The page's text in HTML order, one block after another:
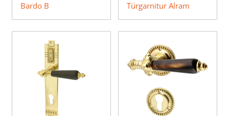
Bardo B
Türgarnitur Alram